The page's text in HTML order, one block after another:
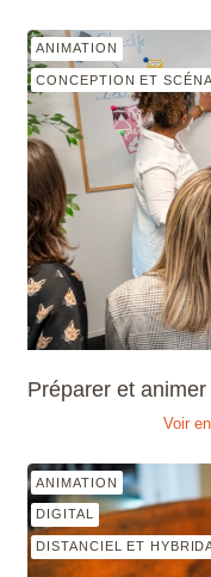
ANIMATION
CONCEPTION ET
Préparer et
Voir
ANIMATION
DIGITAL
DISTANCIEL ET